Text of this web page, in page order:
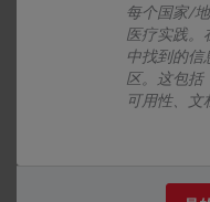
每个国家/
医疗实践。
中找到的
区。这包括
可用性、文